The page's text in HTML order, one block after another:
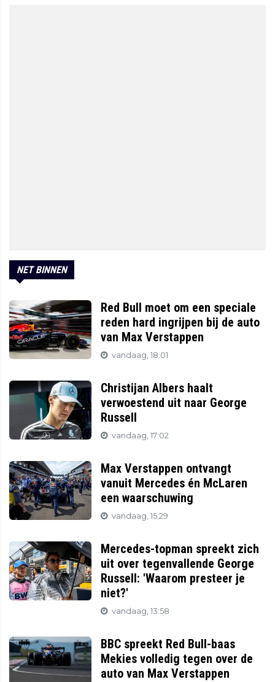
NET BINNEN
Red Bull moet om een speciale
reden hard ingrijpen bij de auto
van Max Verstappen
vandaag, 18:01
Christijan Albers haalt
verwoestend uit naar George
Russell
vandaag, 17:02
Max Verstappen ontvangt
vanuit Mercedes én McLaren
een waarschuwing
vandaag, 15:29
Mercedes-topman spreekt zich
uit over tegenvallende George
Russell: 'Waarom presteer je
niet?'
vandaag, 13:58
BBC spreekt Red Bull-baas
Mekies volledig tegen over de
auto van Max Verstappen